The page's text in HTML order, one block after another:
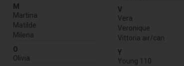
M
Martina
Matilde
Milena
O
Olivia
V
Vera
Veronique
Vittoria air/can
Y
Young 110